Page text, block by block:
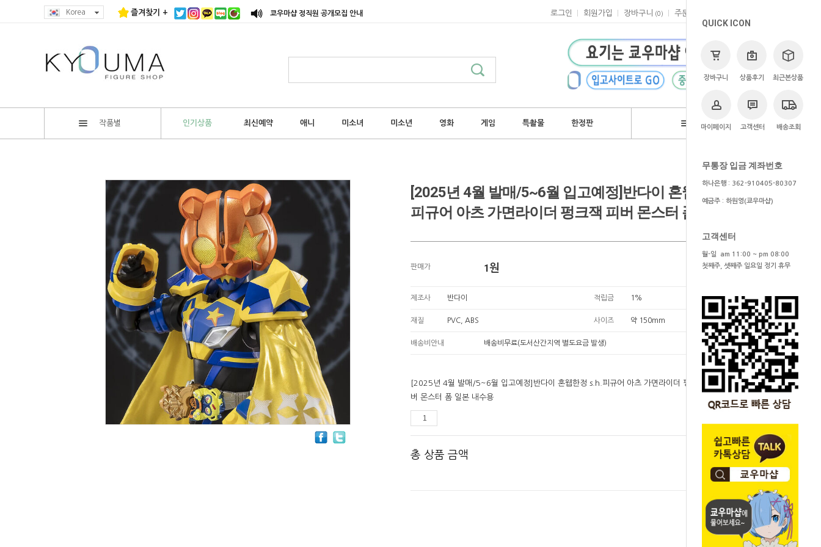
Korea 즐겨찾기 + 쿄우마샵 정직원 공개모집 안내 로그인 회원가입 장바구니 (0 ) 주문
작품별 인기상품 최신예약 애니 미소녀 미소년 영화 게임 특촬물 한정판 브랜드
QUICK ICON
장바구니 상품후기 최근본상품
마이페이지 고객센터 배송조회
무통장 입금 계좌번호
하나은행 : 362-910405-80307
예금주 : 하원영(쿄우마샵)
고객센터
월-일 am 11:00 ~ pm 08:00
첫째주, 셋째주 일요일 정기 휴무
> 쿄우마 > 예약상품
[2025년 4월 발매/5~6월 입고예정]반다이 혼웹한정 s.h.
피규어 아츠 가면라이더 펑크잭 피버 몬스터 폼 일본 내수용
판매가 1원
제조사 반다이 적립금 1%
재질 PVC, ABS 사이즈 약 150mm
배송비안내 배송비무료(도서산간지역 별도요금 발생)
[2025년 4월 발매/5~6월 입고예정]반다이 혼웹한정 s.h.피규어 아츠 가면라이더 펑크잭 피
버 몬스터 폼 일본 내수용
총 상품 금액 1원
SOLD OUT